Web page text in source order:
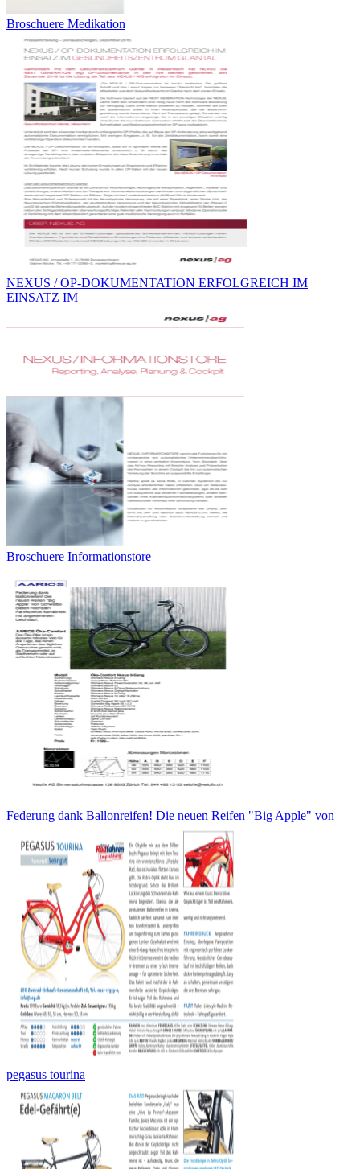
Broschuere Medikation
NEXUS / OP-DOKUMENTATION ERFOLGREICH IM
EINSATZ IM
Broschuere Informationstore
Federung dank Ballonreifen! Die neuen Reifen "Big Apple" von
pegasus tourina